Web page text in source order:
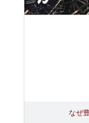
なぜ